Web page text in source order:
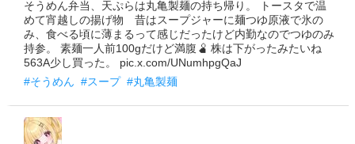
そうめん弁当、天ぷらは丸亀製麺の持ち帰り。 トースタで温
めて宵越しの揚げ物 昔はスープジャーに麺つゆ原液で氷の
み、食べる頃に薄まるって感じだったけど内勤なのでつゆのみ
持参。 素麺一人前100gだけど満腹🫄 株は下がったみたいね
563A少し買った。 pic.x.com/UNumhpgQaJ
#そうめん #スープ #丸亀製麺